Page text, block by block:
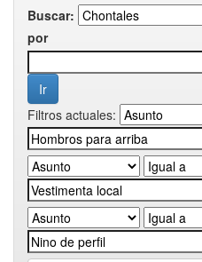
Buscar:
por
Filtros actuales: